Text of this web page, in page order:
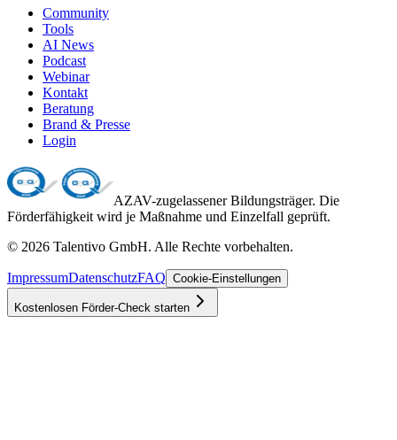
Community
Tools
AI News
Podcast
Webinar
Kontakt
Beratung
Brand & Presse
Login
AZAV-zugelassener Bildungsträger. Die
Förderfähigkeit wird je Maßnahme und Einzelfall geprüft.
© 2026 Talentivo GmbH. Alle Rechte vorbehalten.
ImpressumDatenschutzFAQ Cookie-Einstellungen
Kostenlosen Förder-Check starten